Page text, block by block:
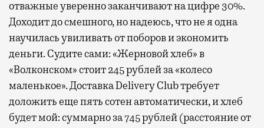
отважные уверенно заканчивают на цифре 30%.
Доходит до смешного, но надеюсь, что не я одна
научилась увиливать от поборов и экономить
деньги. Судите сами: «Жерновой хлеб» в
«Волконском» стоит 245 рублей за «колесо
маленькое». Доставка Delivery Club требует
доложить еще пять сотен автоматически, и хлеб
будет мой: суммарно за 745 рублей (расстояние от